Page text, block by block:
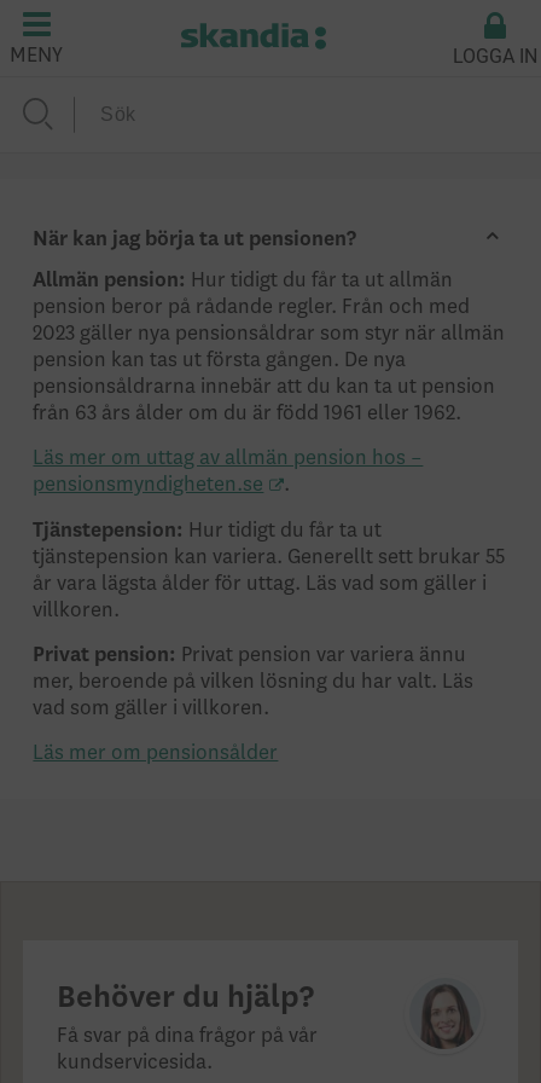
MENY LOGGA IN
När kan jag börja ta ut pensionen?
Allmän pension: Hur tidigt du får ta ut allmän
pension beror på rådande regler. Från och med
2023 gäller nya pensionsåldrar som styr när allmän
pension kan tas ut första gången. De nya
pensionsåldrarna innebär att du kan ta ut pension
från 63 års ålder om du är född 1961 eller 1962.
Läs mer om uttag av allmän pension hos –
pensionsmyndigheten.se
.
Tjänstepension: Hur tidigt du får ta ut
tjänstepension kan variera. Generellt sett brukar 55
år vara lägsta ålder för uttag. Läs vad som gäller i
villkoren.
Privat pension: Privat pension var variera ännu
mer, beroende på vilken lösning du har valt. Läs
vad som gäller i villkoren.
Läs mer om pensionsålder
Behöver du hjälp?
Få svar på dina frågor på vår
kundservicesida.